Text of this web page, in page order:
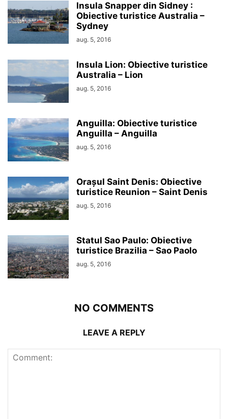
Insula Snapper din Sidney :
Obiective turistice Australia –
Sydney
aug. 5, 2016
Insula Lion: Obiective turistice
Australia – Lion
aug. 5, 2016
Anguilla: Obiective turistice
Anguilla – Anguilla
aug. 5, 2016
Orașul Saint Denis: Obiective
turistice Reunion – Saint Denis
aug. 5, 2016
Statul Sao Paulo: Obiective
turistice Brazilia – Sao Paolo
aug. 5, 2016
NO COMMENTS
LEAVE A REPLY